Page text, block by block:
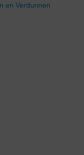
en Verdunnen